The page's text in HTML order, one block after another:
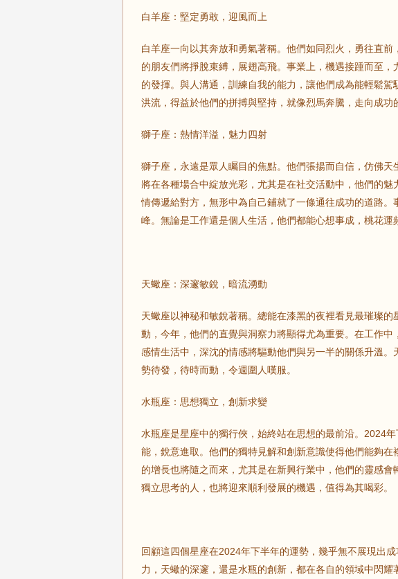
白羊座：堅定勇敢，迎風而上
白羊座一向以其奔放和勇氣著稱。他們如同烈火，勇往直
的朋友們將掙脫束縛，展翅高飛。事業上，機遇接踵而至
的發揮。與人溝通，訓練自我的能力，讓他們成為能輕鬆
洪流，得益於他們的拼搏與堅持，就像烈馬奔騰，走向成功
獅子座：熱情洋溢，魅力四射
獅子座，永遠是眾人矚目的焦點。他們張揚而自信，仿佛
將在各種場合中綻放光彩，尤其是在社交活動中，他們的
情傳遞給對方，無形中為自己鋪就了一條通往成功的道路
峰。無論是工作還是個人生活，他們都能心想事成，桃花運
天蠍座：深邃敏銳，暗流湧動
天蠍座以神秘和敏銳著稱。總能在漆黑的夜裡看見最璀璨
動，今年，他們的直覺與洞察力將顯得尤為重要。在工作
感情生活中，深沈的情感將驅動他們與另一半的關係升溫
勢待發，待時而動，令週圍人嘆服。
水瓶座：思想獨立，創新求變
水瓶座是星座中的獨行俠，始終站在思想的最前沿。2024
能，銳意進取。他們的獨特見解和創新意識使得他們能夠
的增長也將隨之而來，尤其是在新興行業中，他們的靈感
獨立思考的人，也將迎來順利發展的機遇，值得為其喝彩。
回顧這四個星座在2024年下半年的運勢，幾乎無不展現出
力，天蠍的深邃，還是水瓶的創新，都在各自的領域中閃